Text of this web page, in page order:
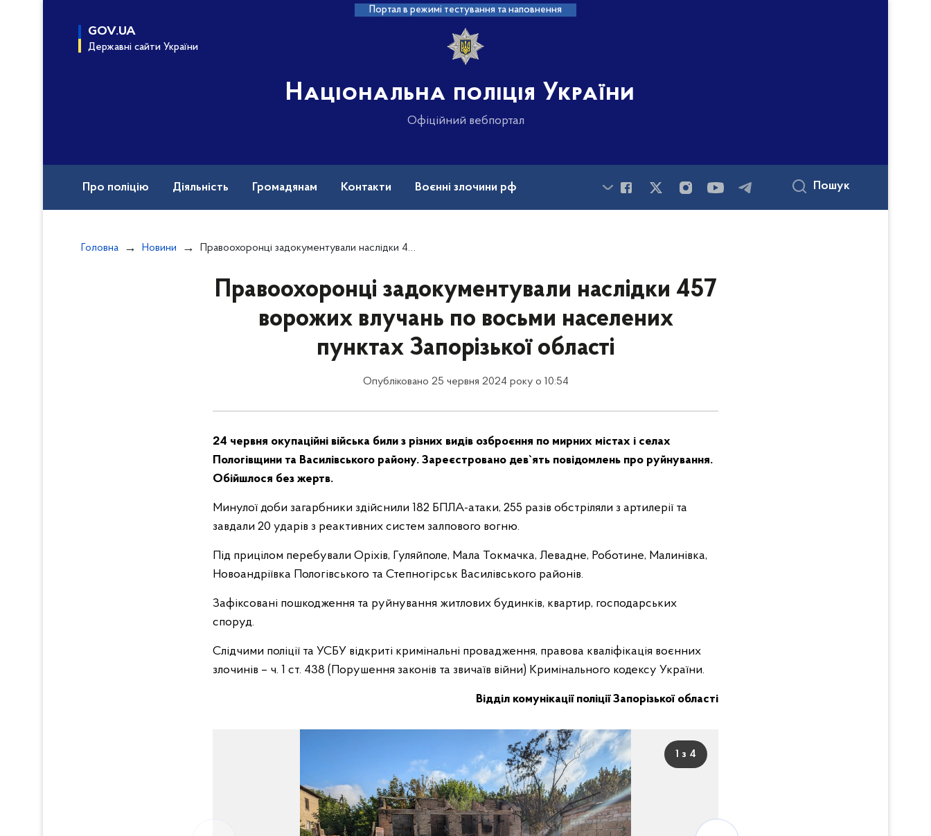
Портал в режимі тестування та наповнення
GOV.UA
Державні сайти України
Національна поліція України
Офіційний вебпортал
Про поліцію Діяльність Громадянам Контакти Воєнні злочини рф Пошук
Головна Новини Правоохоронці задокументували наслідки 457 ворожих влучань по восьми населених пунктах Запорізької області
Правоохоронці задокументували наслідки 457
ворожих влучань по восьми населених
пунктах Запорізької області
Опубліковано 25 червня 2024 року о 10:54
24 червня окупаційні війська били з різних видів озброєння по мирних містах і селах
Пологівщини та Василівського району. Зареєстровано дев`ять повідомлень про руйнування.
Обійшлося без жертв.
Минулої доби загарбники здійснили 182 БПЛА-атаки, 255 разів обстріляли з артилерії та
завдали 20 ударів з реактивних систем залпового вогню.
Під прицілом перебували Оріхів, Гуляйполе, Мала Токмачка, Левадне, Роботине, Малинівка,
Новоандріївка Пологівського та Степногірськ Василівського районів.
Зафіксовані пошкодження та руйнування житлових будинків, квартир, господарських
споруд.
Слідчими поліції та УСБУ відкриті кримінальні провадження, правова кваліфікація воєнних
злочинів – ч. 1 ст. 438 (Порушення законів та звичаїв війни) Кримінального кодексу України.
Відділ комунікації поліції Запорізької області
1 з 4